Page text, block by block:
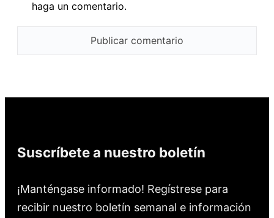
haga un comentario.
Suscríbete a nuestro boletín
¡Manténgase informado! Regístrese para
recibir nuestro boletín semanal e información